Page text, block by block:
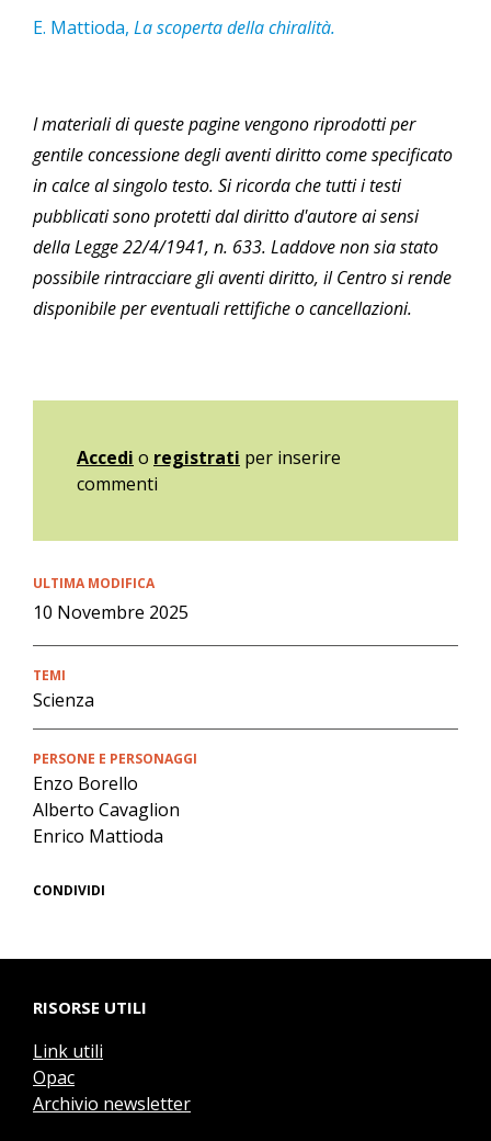
E. Mattioda, La scoperta della chiralità.
I materiali di queste pagine vengono riprodotti per
gentile concessione degli aventi diritto come specificato
in calce al singolo testo. Si ricorda che tutti i testi
pubblicati sono protetti dal diritto d'autore ai sensi
della Legge 22/4/1941, n. 633. Laddove non sia stato
possibile rintracciare gli aventi diritto, il Centro si rende
disponibile per eventuali rettifiche o cancellazioni.
Accedi o registrati per inserire
commenti
ULTIMA MODIFICA
10 Novembre 2025
TEMI
Scienza
PERSONE E PERSONAGGI
Enzo Borello
Alberto Cavaglion
Enrico Mattioda
CONDIVIDI
RISORSE UTILI
Link utili
Opac
Archivio newsletter